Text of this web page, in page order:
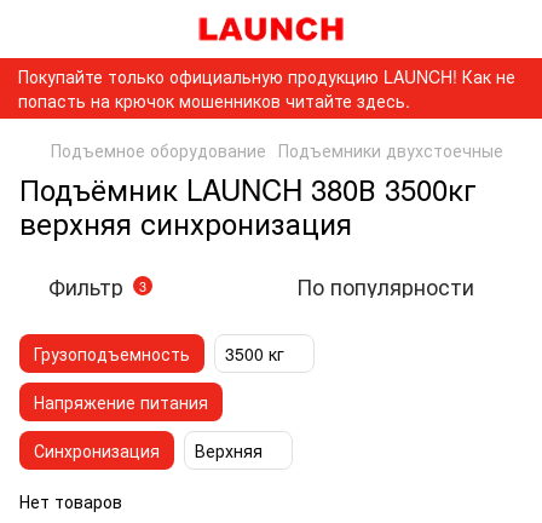
Покупайте только официальную продукцию LAUNCH! Как не
попасть на крючок мошенников читайте здесь.
Подъемное оборудование Подъемники двухстоечные
Подъёмник LAUNCH 380В 3500кг
верхняя синхронизация
Фильтр 3 По популярности
Грузоподъемность
3500 кг
Напряжение питания
Синхронизация
Верхняя
Нет товаров